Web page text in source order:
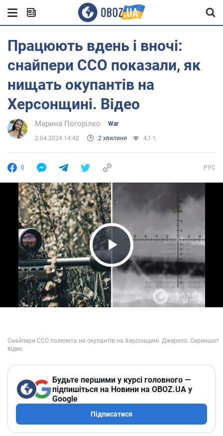
Працюють вдень і вночі:
снайпери ССО показали, як
нищать окупантів на
Херсонщині. Відео
Марина Погорілко War
2.04.2024 14:42 2 хвилини 4,1 т.
0 РУС
Play Video
Будьте першими у курсі головного —
підпишіться на Новини на OBOZ.UA у
Google
Підписатися